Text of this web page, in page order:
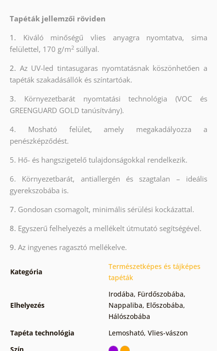
Tapéták jellemzői röviden
1. Kiváló minőségű vlies anyagra nyomtatva, sima
felülettel, 170 g/m2súllyal.
2. Az UV-led tintasugaras nyomtatásnak köszönhetően a
tapéták szakadásállók és színtartóak.
3. Környezetbarát nyomtatási technológia (VOC és
GREENGUARD GOLD tanúsítvány).
4. Mosható felület, amely megakadályozza a
penészképződést.
5. Hő- és hangszigetelő tulajdonságokkal rendelkezik.
6. Környezetbarát, antiallergén és szagtalan – ideális
gyerekszobába is.
7. Gondosan csomagolt, minimális sérülési kockázattal.
8. Egyszerű felhelyezés a mellékelt útmutató segítségével.
9. Az ingyenes ragasztó mellékelve.
Kategória
Természetképes és tájképes
tapéták
Elhelyezés
Irodába, Fürdőszobába,
Nappaliba, Előszobába,
Hálószobába
Tapéta technológia
Lemosható, Vlies-vászon